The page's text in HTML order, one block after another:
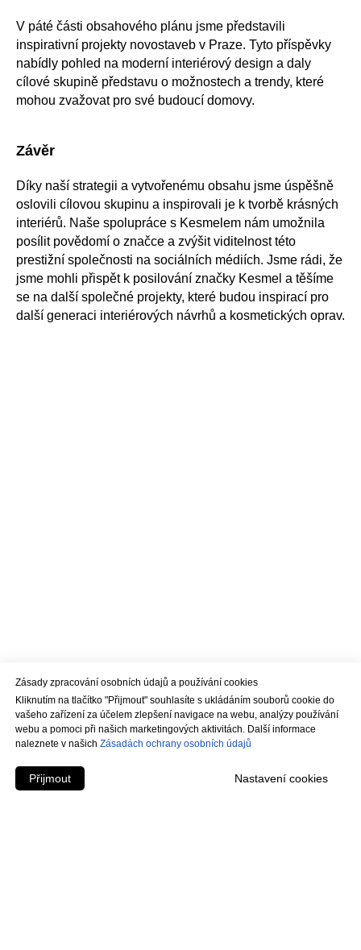
V páté části obsahového plánu jsme představili
inspirativní projekty novostaveb v Praze. Tyto příspěvky
nabídly pohled na moderní interiérový design a daly
cílové skupině představu o možnostech a trendy, které
mohou zvažovat pro své budoucí domovy.
Závěr
Díky naší strategii a vytvořenému obsahu jsme úspěšně
oslovili cílovou skupinu a inspirovali je k tvorbě krásných
interiérů. Naše spolupráce s Kesmelem nám umožnila
posílit povědomí o značce a zvýšit viditelnost této
prestižní společnosti na sociálních médiích. Jsme rádi, že
jsme mohli přispět k posilování značky Kesmel a těšíme
se na další společné projekty, které budou inspirací pro
další generaci interiérových návrhů a kosmetických oprav.
Zásady zpracování osobních údajů a používání cookies
Kliknutím na tlačítko "Přijmout" souhlasíte s ukládáním souborů cookie do
vašeho zařízení za účelem zlepšení navigace na webu, analýzy používání
webu a pomoci při našich marketingových aktivitách. Další informace
naleznete v našich Zásadách ochrany osobních údajů
Přijmout Nastavení cookies